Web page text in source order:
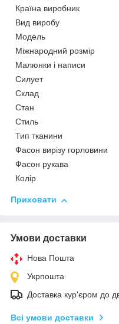
Країна виробник
Вид виробу
Модель
Міжнародний розмір
Малюнки і написи
Силует
Склад
Стан
Стиль
Тип тканини
Фасон вирізу горловини
Фасон рукава
Колір
Приховати
Умови доставки
Нова Пошта
Укрпошта
Доставка кур'єром до
Всі умови доставки